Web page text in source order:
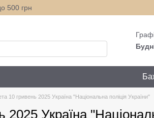
500 грн
10 гривень 2025 Україна "Національна поліція України"
Україна